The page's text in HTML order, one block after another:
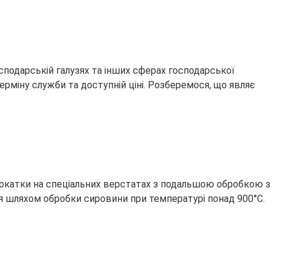
галузях та інших сферах господарської
служби та доступній ціні. Розберемося, що являє
на спеціальних верстатах з подальшою обробкою з
обробки сировини при температурі понад 900°С.